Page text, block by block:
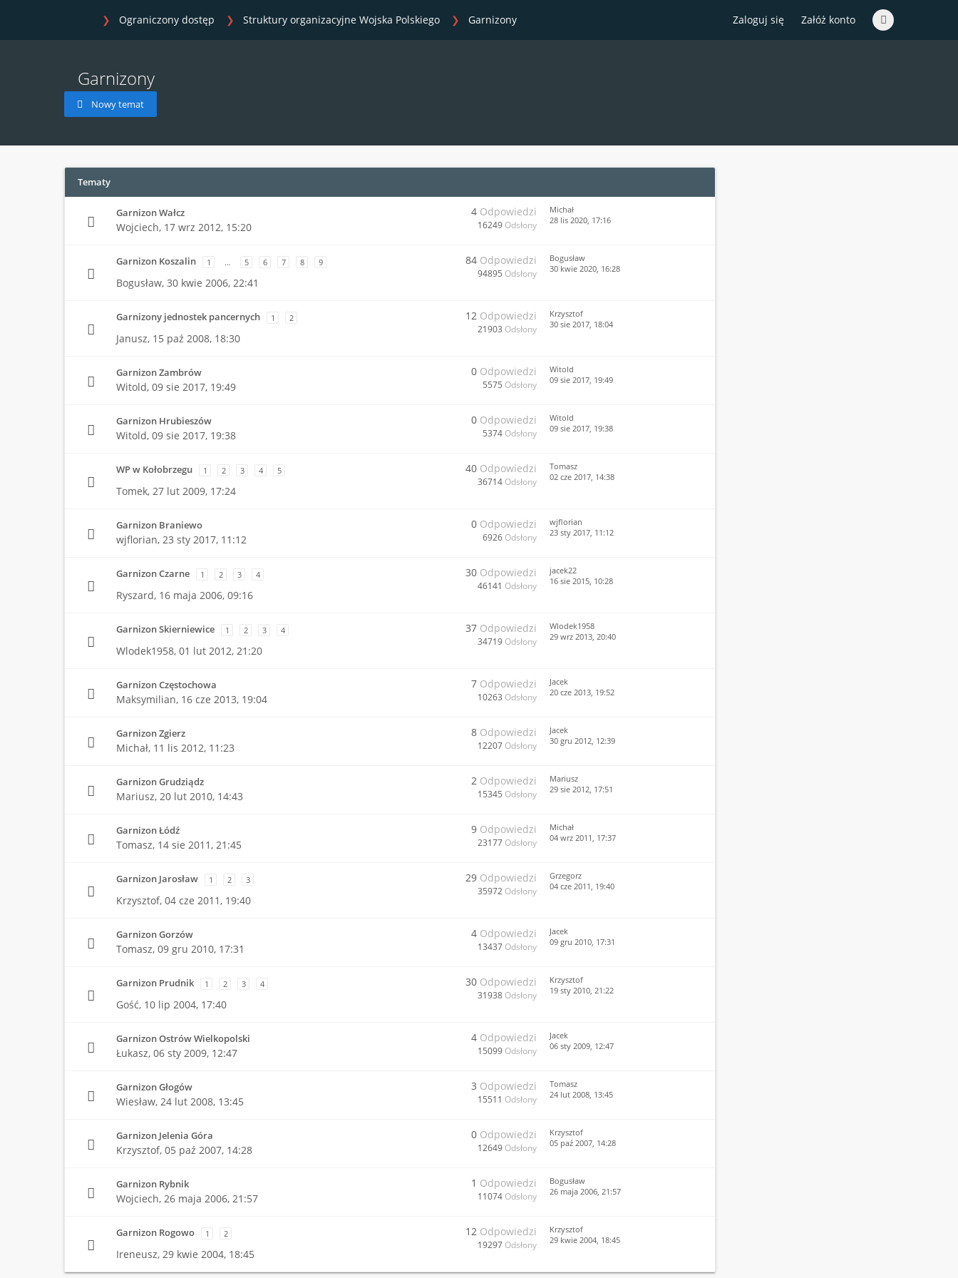
Zaloguj się Załóż konto
Ograniczony dostęp Struktury organizacyjne Wojska Polskiego Garnizony
Garnizony
Nowy temat
Tematy
Garnizon Wałcz
Wojciech, 17 wrz 2012, 15:20
4 Odpowiedzi
16249 Odsłony
Michał
28 lis 2020, 17:16
Garnizon Koszalin 1 … 5 6 7 8 9
Bogusław, 30 kwie 2006, 22:41
84 Odpowiedzi
94895 Odsłony
Bogusław
30 kwie 2020, 16:28
Garnizony jednostek pancernych 1 2
Janusz, 15 paź 2008, 18:30
12 Odpowiedzi
21903 Odsłony
Krzysztof
30 sie 2017, 18:04
Garnizon Zambrów
Witold, 09 sie 2017, 19:49
0 Odpowiedzi
5575 Odsłony
Witold
09 sie 2017, 19:49
Garnizon Hrubieszów
Witold, 09 sie 2017, 19:38
0 Odpowiedzi
5374 Odsłony
Witold
09 sie 2017, 19:38
WP w Kołobrzegu 1 2 3 4 5
Tomek, 27 lut 2009, 17:24
40 Odpowiedzi
36714 Odsłony
Tomasz
02 cze 2017, 14:38
Garnizon Braniewo
wjflorian, 23 sty 2017, 11:12
0 Odpowiedzi
6926 Odsłony
wjflorian
23 sty 2017, 11:12
Garnizon Czarne 1 2 3 4
Ryszard, 16 maja 2006, 09:16
30 Odpowiedzi
46141 Odsłony
jacek22
16 sie 2015, 10:28
Garnizon Skierniewice 1 2 3 4
Wlodek1958, 01 lut 2012, 21:20
37 Odpowiedzi
34719 Odsłony
Wlodek1958
29 wrz 2013, 20:40
Garnizon Częstochowa
Maksymilian, 16 cze 2013, 19:04
7 Odpowiedzi
10263 Odsłony
Jacek
20 cze 2013, 19:52
Garnizon Zgierz
Michał, 11 lis 2012, 11:23
8 Odpowiedzi
12207 Odsłony
Jacek
30 gru 2012, 12:39
Garnizon Grudziądz
Mariusz, 20 lut 2010, 14:43
2 Odpowiedzi
15345 Odsłony
Mariusz
29 sie 2012, 17:51
Garnizon Łódź
Tomasz, 14 sie 2011, 21:45
9 Odpowiedzi
23177 Odsłony
Michał
04 wrz 2011, 17:37
Garnizon Jarosław 1 2 3
Krzysztof, 04 cze 2011, 19:40
29 Odpowiedzi
35972 Odsłony
Grzegorz
04 cze 2011, 19:40
Garnizon Gorzów
Tomasz, 09 gru 2010, 17:31
4 Odpowiedzi
13437 Odsłony
Jacek
09 gru 2010, 17:31
Garnizon Prudnik 1 2 3 4
Gość, 10 lip 2004, 17:40
30 Odpowiedzi
31938 Odsłony
Krzysztof
19 sty 2010, 21:22
Garnizon Ostrów Wielkopolski
Łukasz, 06 sty 2009, 12:47
4 Odpowiedzi
15099 Odsłony
Jacek
06 sty 2009, 12:47
Garnizon Głogów
Wiesław, 24 lut 2008, 13:45
3 Odpowiedzi
15511 Odsłony
Tomasz
24 lut 2008, 13:45
Garnizon Jelenia Góra
Krzysztof, 05 paź 2007, 14:28
0 Odpowiedzi
12649 Odsłony
Krzysztof
05 paź 2007, 14:28
Garnizon Rybnik
Wojciech, 26 maja 2006, 21:57
1 Odpowiedzi
11074 Odsłony
Bogusław
26 maja 2006, 21:57
Garnizon Rogowo 1 2
Ireneusz, 29 kwie 2004, 18:45
12 Odpowiedzi
19297 Odsłony
Krzysztof
29 kwie 2004, 18:45